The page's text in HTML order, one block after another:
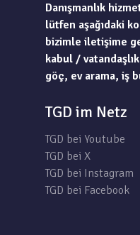
Danışmanlık
lütfen aşağıdaki
bizimle iletişime
kabul /
göç, ev arama, iş
TGD im Netz
TGD bei Youtube
TGD bei X
TGD bei Instagram
TGD bei Facebook